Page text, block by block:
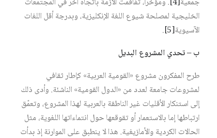
الخليجية لمصلحة شيوع اللغة الإنكليزية، وبدرجة أقل اللغات
الآسيوية‏[5]
.
ب – تحدي المشروع البديل
طرح المفكرون مشروع «القومية العربية» كإطار ثقافي
لمشروعات جامعة لعدد من «الدول القومية» الناشئة. وأدى ذلك
إلى استنكار الأقليات غير الناطقة بالعربية لهذا المشروع، وتعمّق
ارتباطها إما بالاستعمار أو تقوقعها حول انتماءاتها اللغوية، مثل
الحالات الكردية والأمازيغية. هذا لا ينطبق على الموارنة إذ بدأت